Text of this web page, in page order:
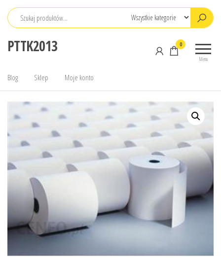
Przejdź
PTTK2013
Menu
0
Blog Sklep Moje konto